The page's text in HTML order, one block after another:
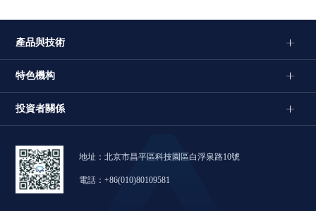
產品與技術
特色機构
投資者關係
地址：北京市昌平區科技園區白浮泉路10號
電話：+86(010)80109581